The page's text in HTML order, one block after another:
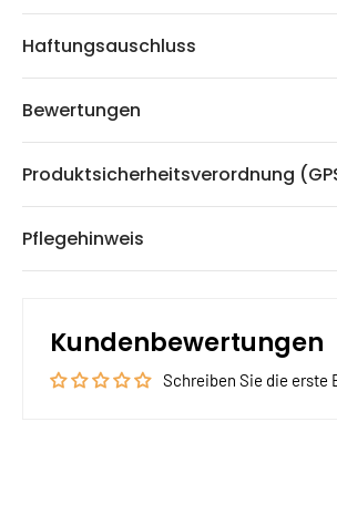
Haftungsauschluss
Bewertungen
Produktsicherheitsverordnung
Pflegehinweis
Kundenbewertungen
Schreiben Sie die erste